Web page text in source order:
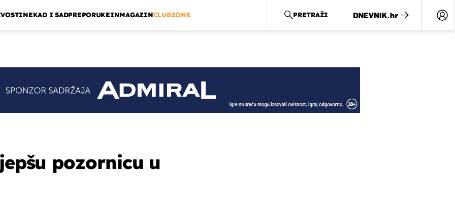
NEKAD I SADPREPORUKEINMAGAZINCLUBZONE PRETRAŽI
pozornicu u